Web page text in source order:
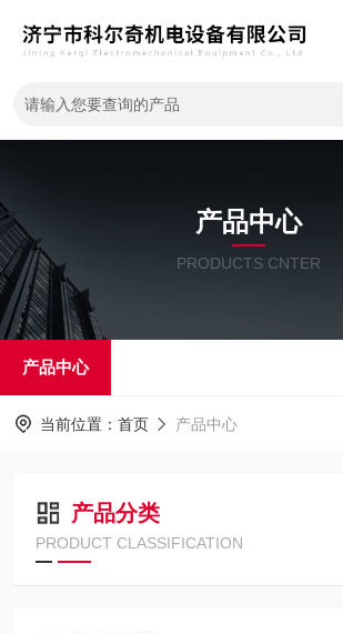
产品中心
PRODUCTS CNTER
产品中心
当前位置： 首页 产品中心
产品分类
PRODUCT CLASSIFICATION